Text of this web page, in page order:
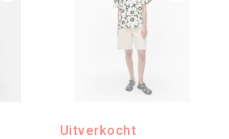
Uitverkocht